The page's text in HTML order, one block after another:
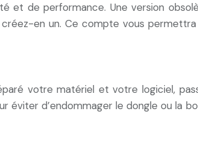
et de performance. Une version
en un. Ce compte vous
votre matériel et votre logiciel,
d’endommager le dongle ou la